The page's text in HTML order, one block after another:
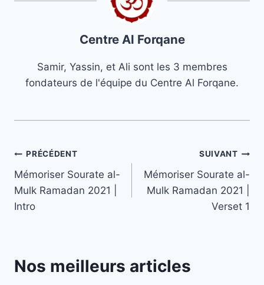
Centre Al Forqane
Samir, Yassin, et Ali sont les 3 membres
fondateurs de l'équipe du Centre Al Forqane.
Navigation
de
l’article
PRÉCÉDENT
Mémoriser Sourate al-
Mulk Ramadan 2021 |
Intro
SUIVANT
Mémoriser Sourate al-
Mulk Ramadan 2021 |
Verset 1
Nos meilleurs articles